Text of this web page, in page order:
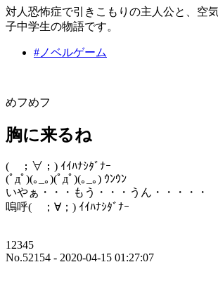
対人恐怖症で引きこもりの主人公と、空
子中学生の物語です。
#ノベルゲーム
めフめフ
胸に来るね
( ；∀；) ｲｲﾊﾅｼﾀﾞﾅｰ
(ﾟдﾟ)(｡_｡)(ﾟдﾟ)(｡_｡) ｳﾝｳﾝ
いやぁ・・・もう・・・うん・・・・・
嗚呼( ；∀；) ｲｲﾊﾅｼﾀﾞﾅｰ
12345
No.52154 - 2020-04-15 01:27:07